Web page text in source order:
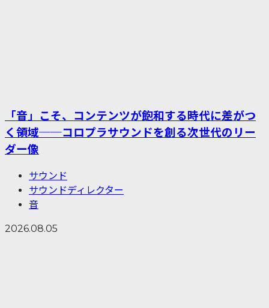
「音」こそ、コンテンツが飽和する時代に差がつ
く領域──コロプラサウンドを創る次世代のリー
ダー像
サウンド
サウンドディレクター
音
2026.08.05